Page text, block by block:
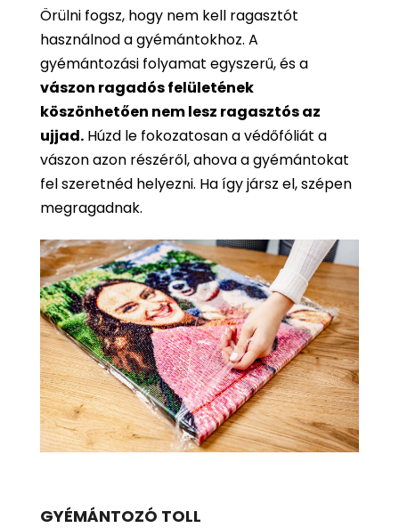
Örülni fogsz, hogy nem kell ragasztót
használnod a gyémántokhoz. A
gyémántozási folyamat egyszerű, és a
vászon ragadós felületének
köszönhetően nem lesz ragasztós az
ujjad. Húzd le fokozatosan a védőfóliát a
vászon azon részéről, ahova a gyémántokat
fel szeretnéd helyezni. Ha így jársz el, szépen
megragadnak.
GYÉMÁNTOZÓ TOLL